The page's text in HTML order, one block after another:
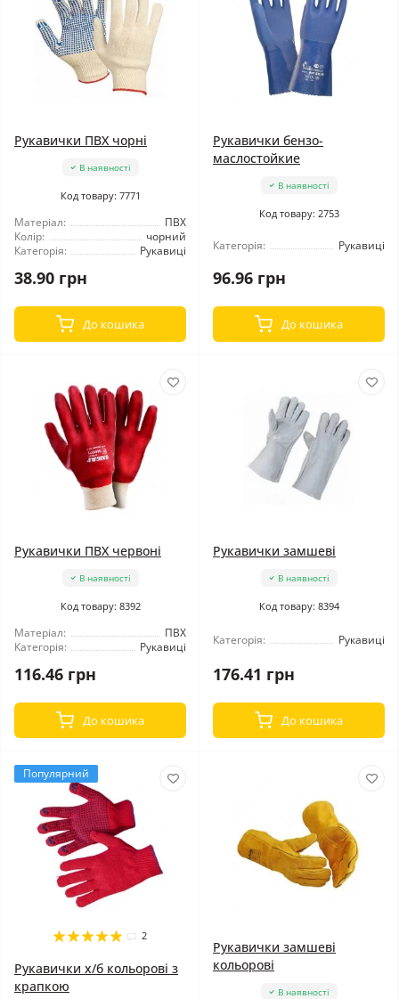
Рукавички ПВХ чорні
В наявності
Код товару: 7771
Матеріал:
ПВХ
Колір:
чорний
Категорія:
Рукавиці
38.90 грн
До кошика
Рукавички бензо-
маслостойкие
В наявності
Код товару: 2753
Категорія: Рукавиці
96.96 грн
До кошика
Рукавички ПВХ червоні
В наявності
Код товару: 8392
Матеріал:
ПВХ
Категорія:
Рукавиці
116.46 грн
До кошика
Рукавички замшеві
В наявності
Код товару: 8394
Категорія: Рукавиці
176.41 грн
До кошика
Популярний
2
Рукавички х/б кольорові з
крапкою
Рукавички замшеві
кольорові
В наявності